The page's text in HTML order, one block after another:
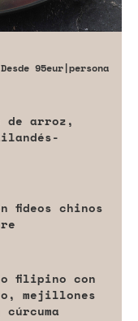
Desde 95eur|persona
de arroz,
fideos chinos
filipino con
mejillones